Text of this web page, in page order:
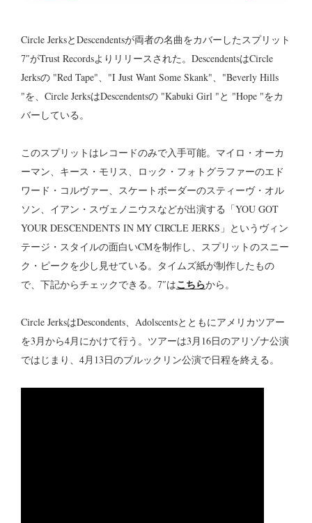
Circle JerksとDescendentsが両者の名曲をカバーしたスプリット
7″がTrust Recordsよりリリースされた。DescendentsはCircle
Jerksの "Red Tape"、"I Just Want Some Skank"、"Beverly Hills
"を、Circle JerksはDescendentsの "Kabuki Girl "と "Hope "をカ
バーしている。
このスプリットはレコードのみで入手可能。マイロ・オーカ
ーマン、キース・モリス、ロック・フォトグラファーのエド
ワード・コルヴァー、スケートボーダーのスティーヴ・オル
ソン、イアン・スヴェノニウスなどが出演する「YOU GOT
YOUR DESCENDENTS IN MY CIRCLE JERKS」というヴィン
テージ・スタイルの面白いCMを制作し、スプリットのスニー
ク・ピークを少し見せている。タイムズ紙が制作したもの
で、下記からチェックできる。7″はこちらから。
Circle JerksはDescondents、Adolscentsとともにアメリカツアー
を3月から4月にかけて行う。ツアーは3月16日のアリゾナ公演
ではじまり、4月13日のブルックリン公演で日程を終える。